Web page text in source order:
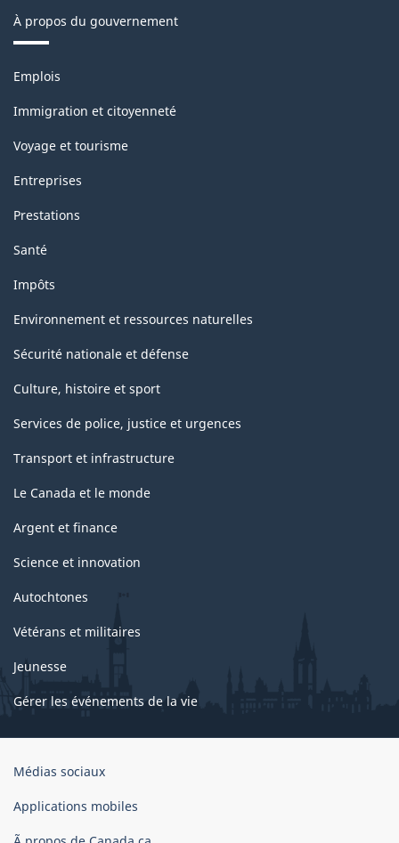
À propos du gouvernement
Thèmes
sujets
Emplois
Immigration et citoyenneté
Voyage et tourisme
Entreprises
Prestations
Santé
Impôts
Environnement et ressources naturelles
Sécurité nationale et défense
Culture, histoire et sport
Services de police, justice et urgences
Transport et infrastructure
Le Canada et le monde
Argent et finance
Science et innovation
Autochtones
Vétérans et militaires
Jeunesse
Gérer les événements de la vie
Organisation
gouvernement
Médias sociaux
Applications mobiles